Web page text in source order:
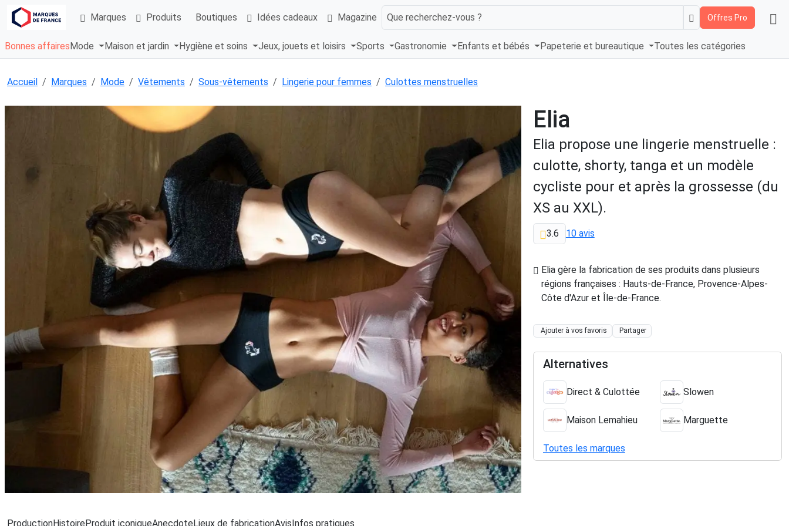
Marques Produits Boutiques Idées cadeaux Magazine Que recherchez-vous ? Offres Pro
Bonnes affaires Mode Maison et jardin Hygiène et soins Jeux, jouets et loisirs Sports Gastronomie Enfants et bébés Papeterie et bureautique Toutes les catégories
Accueil Marques Mode Vêtements Sous-vêtements Lingerie pour femmes Culottes menstruelles
Chargement...
Elia
Elia propose une lingerie menstruelle :
culotte, shorty, tanga et un modèle
cycliste pour et après la grossesse (du
XS au XXL).
3.6 10 avis
Elia gère la fabrication de ses produits dans plusieurs
régions françaises : Hauts-de-France, Provence-Alpes-
Côte d'Azur et Île-de-France.
Ajouter à vos favoris Partager
Alternatives
Direct & Culottée Slowen
Maison Lemahieu Marguette
Toutes les marques
ProductionHistoireProduit iconiqueAnecdoteLieux de fabricationAvis Infos pratiques